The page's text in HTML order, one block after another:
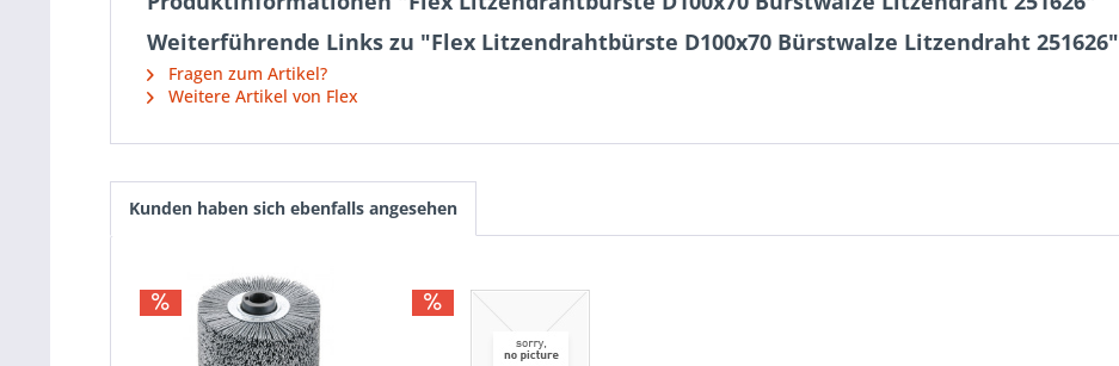
Weiterführende Links zu "Flex Litzendrahtbürste D100x70 Bürstwalze Litzendraht 251626"
Fragen zum Artikel?
Weitere Artikel von Flex
Kunden haben sich ebenfalls angesehen